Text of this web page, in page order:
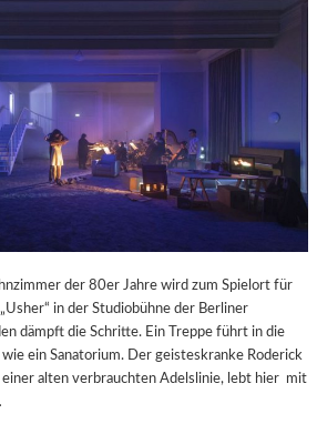
der 80er Jahre wird zum Spielort für
in der Studiobühne der Berliner
dämpft die Schritte. Ein Treppe führt in die
ein Sanatorium. Der geisteskranke Roderick
alten verbrauchten Adelslinie, lebt hier mit